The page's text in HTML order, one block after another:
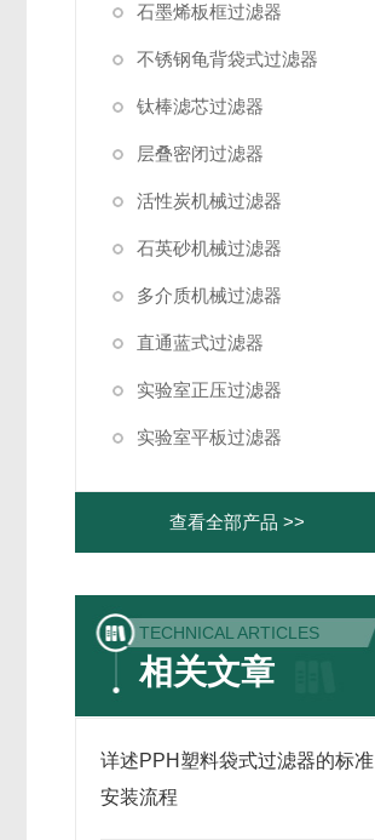
石墨烯板框过滤器
不锈钢龟背袋式过滤器
钛棒滤芯过滤器
层叠密闭过滤器
活性炭机械过滤器
石英砂机械过滤器
多介质机械过滤器
直通蓝式过滤器
实验室正压过滤器
实验室平板过滤器
查看全部产品 >>
TECHNICAL ARTICLES
相关文章
详述PPH塑料袋式过滤器的标准
安装流程